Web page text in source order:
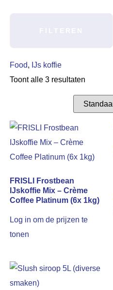
Food, IJs koffie
Toont alle 3 resultaten
FRISLI Frostbean
IJskoffie Mix – Crème
Coffee Platinum (6x 1kg)
Log in om de prijzen te
tonen